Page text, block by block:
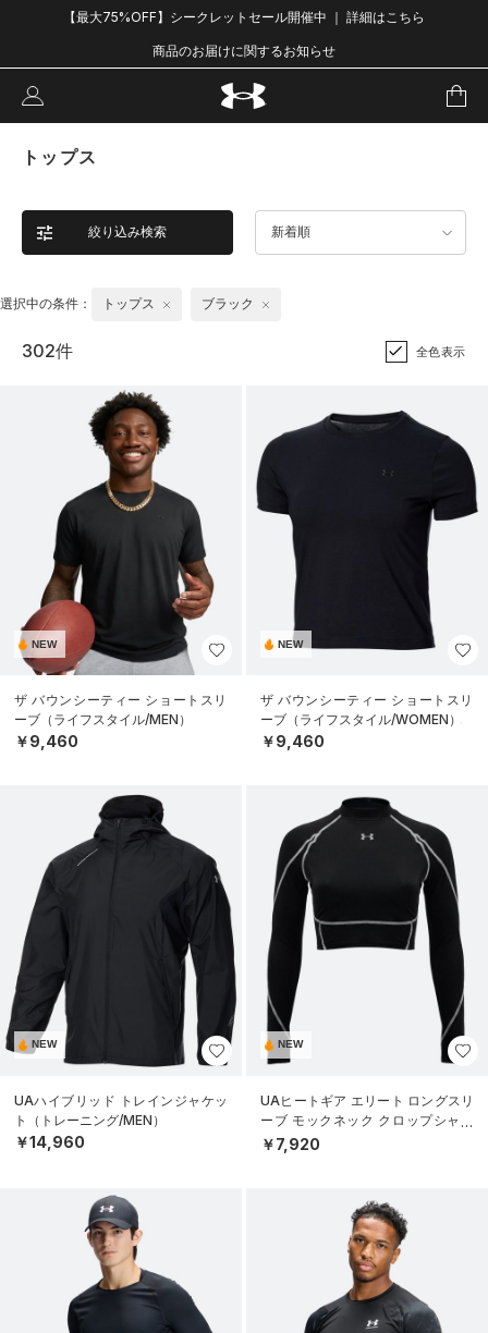
【最大75%OFF】シークレットセール開催中 ｜ 詳細はこちら
商品のお届けに関するお知らせ
トップス
絞り込み検索 新着順
選択中の条件： トップス ブラック
302件 全色表示
NEW
ザ バウンシーティー ショートスリ
ーブ（ライフスタイル/MEN）
￥9,460
NEW
ザ バウンシーティー ショートスリ
ーブ（ライフスタイル/WOMEN）
￥9,460
NEW
UAハイブリッド トレインジャケッ
ト（トレーニング/MEN）
￥14,960
NEW
UAヒートギア エリート ロングスリ
ーブ モックネック クロップシャツ
（トレーニング/WOMEN）
￥7,920